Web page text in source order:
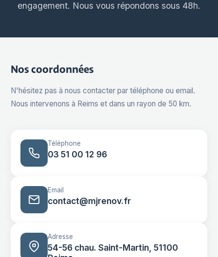
engagement. Nous vous répondons sous 48h.
Nos coordonnées
N'hésitez pas à nous contacter par téléphone ou email.
Nous intervenons à Reims et dans un rayon de 50 km.
Téléphone
03 51 00 12 96
Email
contact@mjrenov.fr
Adresse
54-56 chau. Saint-Martin, 51100